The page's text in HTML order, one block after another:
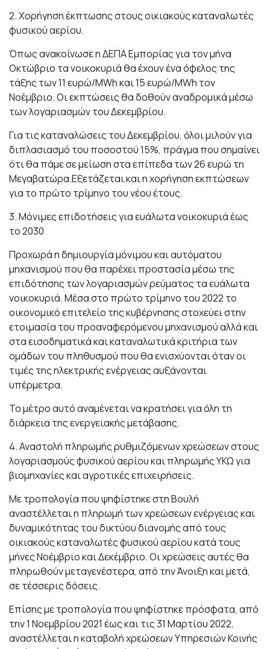
2. Χορήγηση έκπτωσης στους οικιακούς καταναλωτές
φυσικού αερίου.
Όπως ανακοίνωσε η ΔΕΠΑ Εμπορίας για τον μήνα
Οκτώβριο τα νοικοκυριά θα έχουν ένα όφελος της
τάξης των 11 ευρώ/MWh και 15 ευρώ/MWh τον
Νοέμβριο. Οι εκπτώσεις θα δοθούν αναδρομικά μέσω
των λογαριασμών του Δεκεμβρίου.
Για τις καταναλώσεις του Δεκεμβρίου, όλοι μιλούν για
διπλασιασμό του ποσοστού 15%, πράγμα που σημαίνει
ότι θα πάμε σε μείωση στα επίπεδα των 26 ευρώ τη
Μεγαβατώρα.Εξετάζεται και η χορήγηση εκπτώσεων
για το πρώτο τρίμηνο του νέου έτους.
3. Μόνιμες επιδοτήσεις για ευάλωτα νοικοκυριά έως
το 2030
Προχωρά η δημιουργία μόνιμου και αυτόματου
μηχανισμού που θα παρέχει προστασία μέσω της
επιδότησης των λογαριασμών ρεύματος τα ευάλωτα
νοικοκυριά. Μέσα στο πρώτο τρίμηνο του 2022 το
οικονομικό επιτελείο της κυβέρνησης στοχεύει στην
ετοιμασία του προαναφερόμενου μηχανισμού αλλά και
στα εισοδηματικά και καταναλωτικά κριτήρια των
ομάδων του πληθυσμού που θα ενισχύονται όταν οι
τιμές της ηλεκτρικής ενέργειας αυξάνονται
υπέρμετρα.
Το μέτρο αυτό αναμένεται να κρατήσει για όλη τη
διάρκεια της ενεργειακής μετάβασης.
4. Αναστολή πληρωμής ρυθμιζόμενων χρεώσεων στους
λογαριασμούς φυσικού αερίου και πληρωμής ΥΚΩ για
βιομηχανίες και αγροτικές επιχειρήσεις.
Με τροπολογία που ψηφίστηκε στη Βουλή
αναστέλλεται η πληρωμή των χρεώσεων ενέργειας και
δυναμικότητας του δικτύου διανομής από τους
οικιακούς καταναλωτές φυσικού αερίου κατά τους
μήνες Νοέμβριο και Δεκέμβριο. Οι χρεώσεις αυτές θα
πληρωθούν μεταγενέστερα, από την Άνοιξη και μετά,
σε τέσσερις δόσεις.
Επίσης με τροπολογία που ψηφίστηκε πρόσφατα, από
την 1 Νοεμβρίου 2021 έως και τις 31 Μαρτίου 2022,
αναστέλλεται η καταβολή χρεώσεων Υπηρεσιών Κοινής